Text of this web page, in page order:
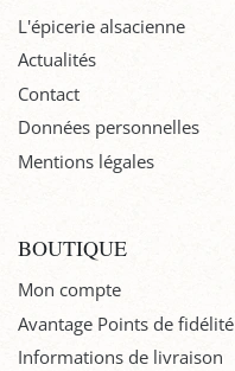
L'épicerie alsacienne
Actualités
Contact
Données personnelles
Mentions légales
BOUTIQUE
Mon compte
Avantage Points de fidélité
Informations de livraison